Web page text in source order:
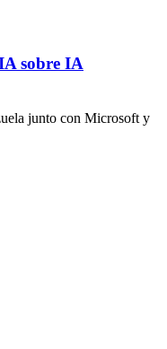
sobre IA
junto con Microsoft y